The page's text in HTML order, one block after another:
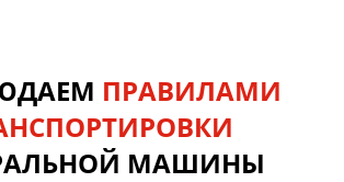
ПРАВИЛАМИ
МАШИНЫ